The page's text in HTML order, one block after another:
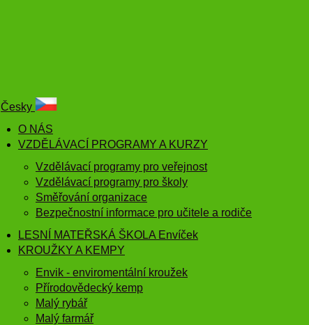
Česky
O NÁS
VZDĚLÁVACÍ PROGRAMY A KURZY
Vzdělávací programy pro veřejnost
Vzdělávací programy pro školy
Směřování organizace
Bezpečnostní informace pro učitele a rodiče
LESNÍ MATEŘSKÁ ŠKOLA Envíček
KROUŽKY A KEMPY
Envik - enviromentální kroužek
Přírodovědecký kemp
Malý rybář
Malý farmář